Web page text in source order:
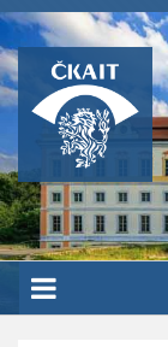
P
ř
e
j
t
k
h
l